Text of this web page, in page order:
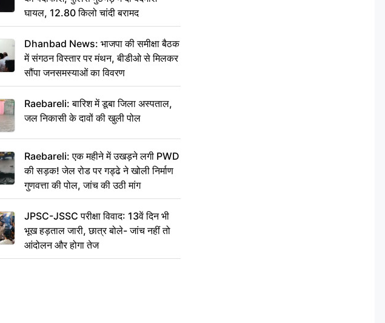
घायल, 12.80 किलो चांदी बरामद
Dhanbad News: भाजपा की समीक्षा बैठक
में संगठन विस्तार पर मंथन, बीडीओ से मिलकर
सौंपा जनसमस्याओं का विवरण
Raebareli: बारिश में डूबा जिला अस्पताल,
जल निकासी के दावों की खुली पोल
Raebareli: एक महीने में उखड़ने लगी PWD
की सड़क! जेल रोड पर गड्ढे ने खोली निर्माण
गुणवत्ता की पोल, जांच की उठी मांग
JPSC-JSSC परीक्षा विवाद: 13वें दिन भी
भूख हड़ताल जारी, छात्र बोले- जांच नहीं तो
आंदोलन और होगा तेज